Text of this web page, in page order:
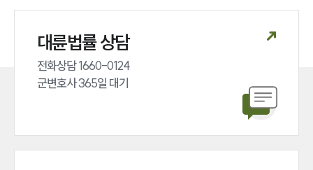
대륜법률 상담
전화상담 1660-0124
군변호사 365일 대기